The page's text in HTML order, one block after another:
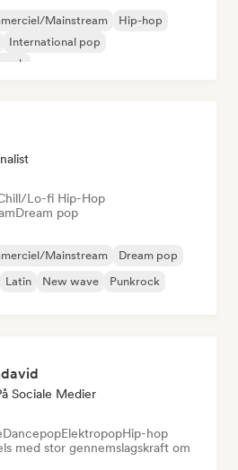
Mainstream
Hip-hop
International pop
Lo-fi Hip-Hop
Dream pop
Mainstream
Dream pop
Latin New wave Punkrock
Sociale Medier
DancepopElektropopHip-hop
med stor gennemslagskraft om